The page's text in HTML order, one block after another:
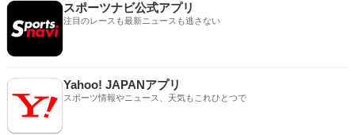
スポーツナビ公式アプリ
注目のレースも最新ニュースも逃さない
Yahoo! JAPANアプリ
スポーツ情報やニュース、天気もこれひとつで